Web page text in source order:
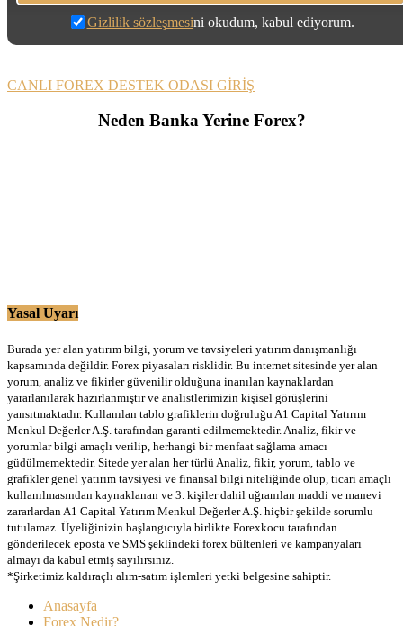
Gizlilik sözleşmesini okudum, kabul ediyorum.
CANLI FOREX DESTEK ODASI GİRİŞ
Neden Banka Yerine Forex?
Yasal Uyarı
Burada yer alan yatırım bilgi, yorum ve tavsiyeleri yatırım danışmanlığı
kapsamında değildir. Forex piyasaları risklidir. Bu internet sitesinde yer alan
yorum, analiz ve fikirler güvenilir olduğuna inanılan kaynaklardan
yararlanılarak hazırlanmıştır ve analistlerimizin kişisel görüşlerini
yansıtmaktadır. Kullanılan tablo grafiklerin doğruluğu A1 Capital Yatırım
Menkul Değerler A.Ş. tarafından garanti edilmemektedir. Analiz, fikir ve
yorumlar bilgi amaçlı verilip, herhangi bir menfaat sağlama amacı
güdülmemektedir. Sitede yer alan her türlü Analiz, fikir, yorum, tablo ve
grafikler genel yatırım tavsiyesi ve finansal bilgi niteliğinde olup, ticari amaçlı
kullanılmasından kaynaklanan ve 3. kişiler dahil uğranılan maddi ve manevi
zararlardan A1 Capital Yatırım Menkul Değerler A.Ş. hiçbir şekilde sorumlu
tutulamaz. Üyeliğinizin başlangıcıyla birlikte Forexkocu tarafından
gönderilecek eposta ve SMS şeklindeki forex bültenleri ve kampanyaları
almayı da kabul etmiş sayılırsınız.
*Şirketimiz kaldıraçlı alım-satım işlemleri yetki belgesine sahiptir.
Anasayfa
Forex Nedir?